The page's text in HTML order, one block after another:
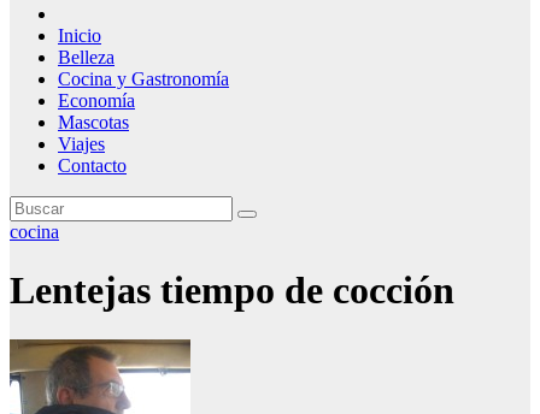
Inicio
Belleza
Cocina y Gastronomía
Economía
Mascotas
Viajes
Contacto
cocina
Lentejas tiempo de cocción